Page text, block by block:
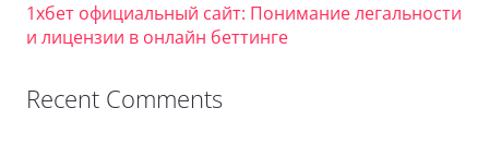
1хбет официальный сайт: Понимание легальности
и лицензии в онлайн беттинге
Recent Comments